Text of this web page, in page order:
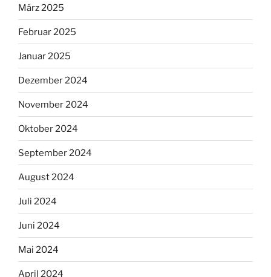
März 2025
Februar 2025
Januar 2025
Dezember 2024
November 2024
Oktober 2024
September 2024
August 2024
Juli 2024
Juni 2024
Mai 2024
April 2024